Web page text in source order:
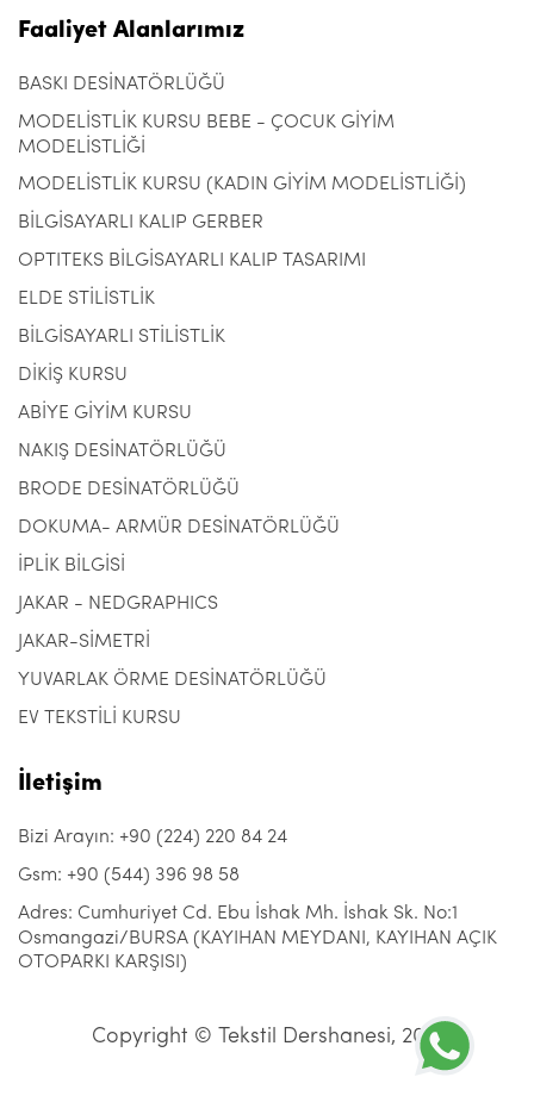
Faaliyet Alanlarımız
BASKI DESİNATÖRLÜĞÜ
MODELİSTLİK KURSU BEBE - ÇOCUK GİYİM
MODELİSTLİĞİ
MODELİSTLİK KURSU (KADIN GİYİM MODELİSTLİĞİ)
BİLGİSAYARLI KALIP GERBER
OPTITEKS BİLGİSAYARLI KALIP TASARIMI
ELDE STİLİSTLİK
BİLGİSAYARLI STİLİSTLİK
DİKİŞ KURSU
ABİYE GİYİM KURSU
NAKIŞ DESİNATÖRLÜĞÜ
BRODE DESİNATÖRLÜĞÜ
DOKUMA- ARMÜR DESİNATÖRLÜĞÜ
İPLİK BİLGİSİ
JAKAR - NEDGRAPHICS
JAKAR-SİMETRİ
YUVARLAK ÖRME DESİNATÖRLÜĞÜ
EV TEKSTİLİ KURSU
İletişim
Bizi Arayın: +90 (224) 220 84 24
Gsm: +90 (544) 396 98 58
Adres: Cumhuriyet Cd. Ebu İshak Mh. İshak Sk. No:1
Osmangazi/BURSA (KAYIHAN MEYDANI, KAYIHAN AÇIK
OTOPARKI KARŞISI)
Copyright © Tekstil Dershanesi, 2021